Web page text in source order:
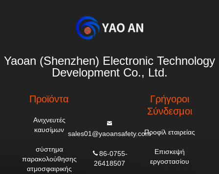
Yaoan (Shenzhen) Electronic Technology
Development Co., Ltd.
Προϊόντα
Ανιχνευτές
καυσίμων
σύστημα
παρακολούθησης
ατμοσφαιρικής
sales01@yaoansafety.com
86-0755-
26418507
Γρήγοροι
Σύνδεσμοι
Προφίλ εταιρείας
Επισκεψή
εργοστασίου